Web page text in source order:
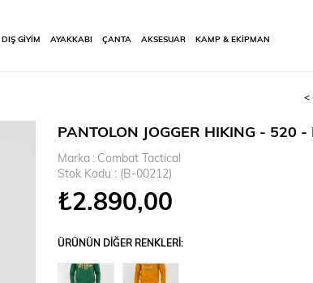
DIŞ GİYİM AYAKKABI ÇANTA AKSESUAR KAMP & EKİPMAN
<
PANTOLON JOGGER HIKING - 520 -
Marka : Combat Tactical
Stok Kodu
(B-00212)
₺2.890,00
ÜRÜNÜN DIĞER RENKLERI: